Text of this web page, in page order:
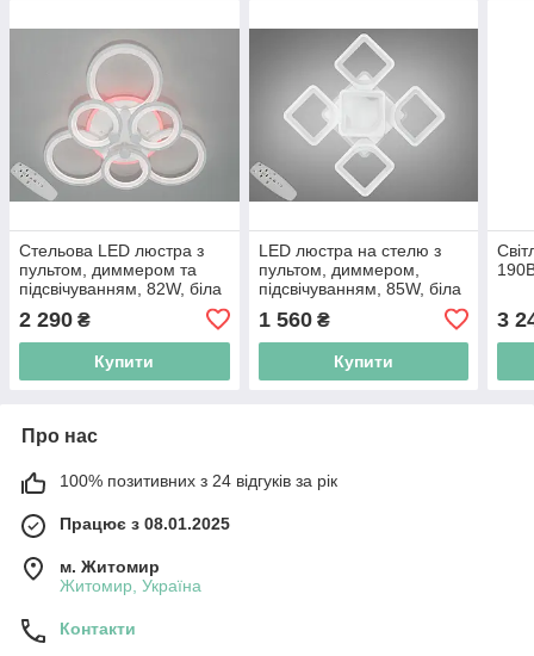
Стельова LED люстра з
пультом, диммером та
підсвічуванням, 82W, біла
2 290 ₴
Купити
LED люстра на стелю з
пультом, диммером,
підсвічуванням, 85W, біла
1 560₴
Купити
3
Про нас
100% позитивних з 24 відгуків за рік
Працює з 08.01.2025
м. Житомир
Житомир, Україна
Контакти